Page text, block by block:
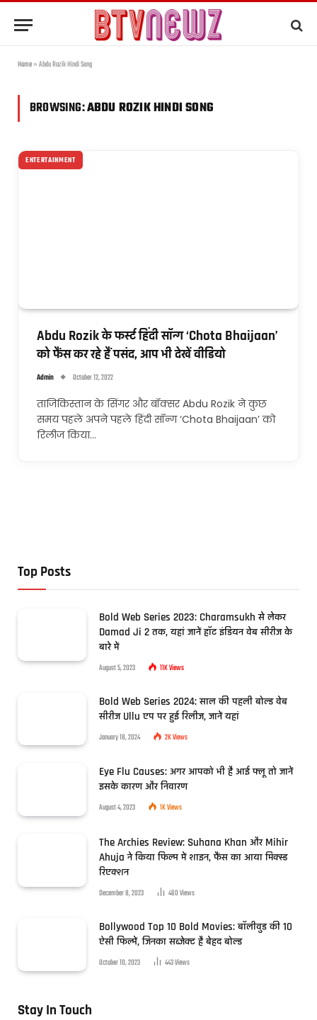
Home»Abdu Rozik Hindi Song
BROWSING:ABDU ROZIK HINDI SONG
ENTERTAINMENT
Abdu Rozik के फर्स्ट हिंदी सॉन्ग ‘Chota Bhaijaan’
को फैंस कर रहे हैं पसंद, आप भी देखें वीडियो
Admin October 12, 2022
ताजिकिस्तान के सिंगर और बॉक्सर Abdu Rozik ने कुछ
समय पहले अपने पहले हिंदी सॉन्ग ‘Chota Bhaijaan’ को
रिलीज किया…
Top Posts
Bold Web Series 2023: Charamsukh से लेकर
Damad Ji 2 तक, यहां जानें हॉट इंडियन वेब सीरीज के
बारे में
August 5, 2023 11KViews
Bold Web Series 2024: साल की पहली बोल्ड वेब
सीरीज Ullu एप पर हुई रिलीज, जानें यहां
January 18, 2024 2KViews
Eye Flu Causes: अगर आपको भी है आई फ्लू तो जानें
इसके कारण और निवारण
August 4, 2023 1KViews
The Archies Review: Suhana Khan और Mihir
Ahuja ने किया फिल्म में शाइन, फैंस का आया मिक्स्ड
रिएक्शन
December 8, 2023 460Views
Bollywood Top 10 Bold Movies: बॉलीवुड की 10
ऐसी फिल्में, जिनका सब्जेक्ट है बेहद बोल्ड
October 10, 2023 443Views
Stay In Touch